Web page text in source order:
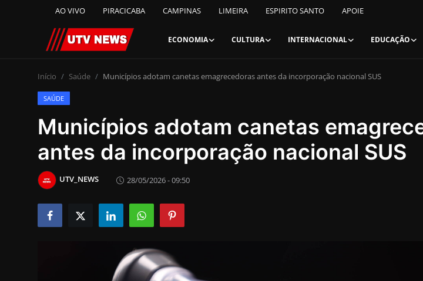
AO VIVO PIRACICABA CAMPINAS LIMEIRA ESPIRITO SANTO APOIE
ECONOMIA CULTURA INTERNACIONAL EDUCAÇÃO
AO VIVO
PIRACICABA
CAMPINAS
LIMEIRA
ESPIRITO SANTO
Economia
Início Saúde Municípios adotam canetas emagrecedoras antes da incorporação nacional SUS
SAÚDE
Municípios adotam canetas
antes da incorporação nacional SUS
UTV_NEWS 28/05/2026 - 09:50